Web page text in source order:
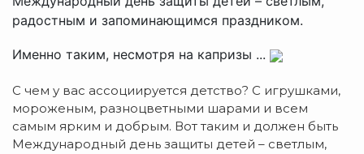
радостным и запоминающимся праздником.
Именно таким, несмотря на капризы ...
С чем у вас ассоциируется детство? С игрушками,
мороженым, разноцветными шарами и всем
самым ярким и добрым. Вот таким и должен быть
Международный день защиты детей – светлым,